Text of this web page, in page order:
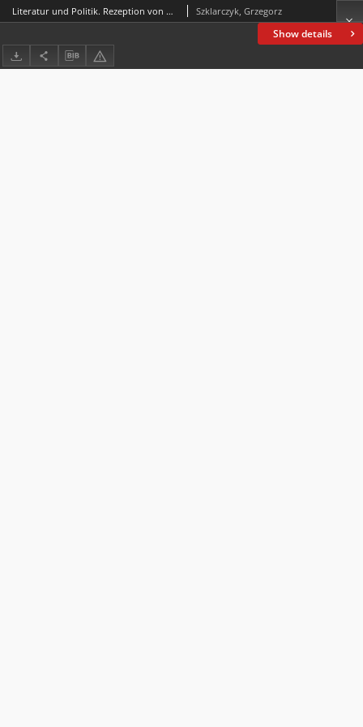
Show details
Literatur und Politik. Rezeption von Bertolt Brecht in Polen in den Jahren 1948-1953 Szklarczyk, Grzegorz